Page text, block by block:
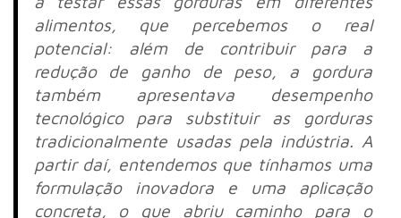
alimentos, que percebemos o real
potencial: além de contribuir para a
redução de ganho de peso, a gordura
também apresentava desempenho
tecnológico para substituir as gorduras
tradicionalmente usadas pela indústria. A
partir daí, entendemos que tínhamos uma
formulação inovadora e uma aplicação
concreta, o que abriu caminho para o